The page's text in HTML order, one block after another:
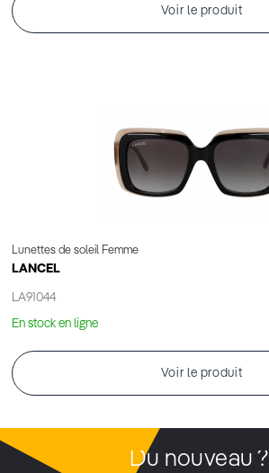
Voir le produit
Lunettes de soleil Femme
LANCEL
LA91044
En stock en ligne
Voir le produit
Du nouveau ?